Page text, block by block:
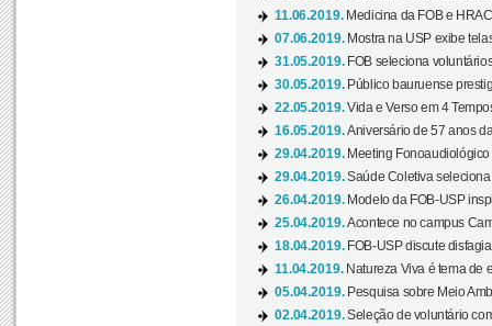
11.06.2019. Medicina da FOB e
07.06.2019. Mostra na USP exibe
31.05.2019. FOB seleciona
30.05.2019. Público bauruense
22.05.2019.Vida e Verso em 4
16.05.2019.Aniversário de 57 anos
29.04.2019. Meeting
29.04.2019.Saúde Coletiva
26.04.2019. Modelo da FOB-USP
25.04.2019.Acontece no campus
18.04.2019. FOB-USP discute
11.04.2019. Natureza Viva é tema de
05.04.2019. Pesquisa sobre Meio
02.04.2019.Seleção de voluntário